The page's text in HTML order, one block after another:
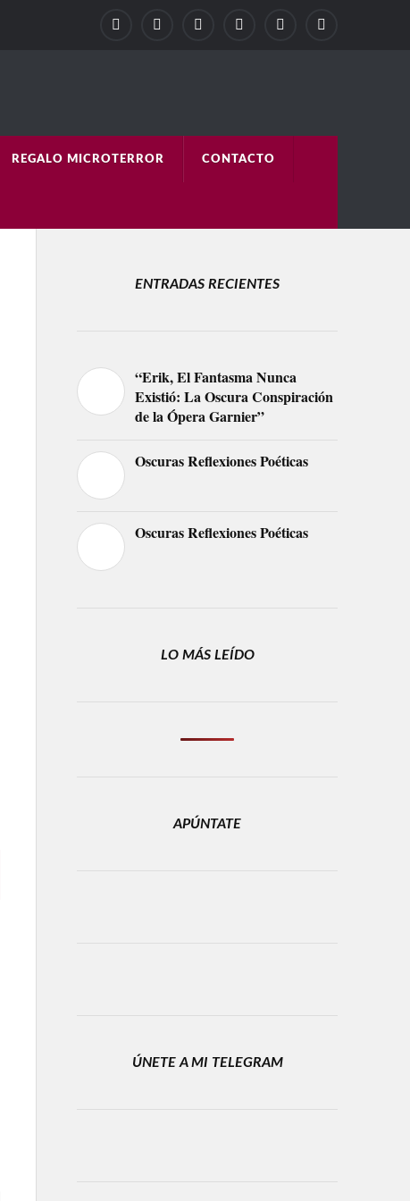
REGALO MICROTERROR CONTACTO
ENTRADAS RECIENTES
“Erik, El Fantasma Nunca
Existió: La Oscura Conspiración
de la Ópera Garnier”
Oscuras Reflexiones Poéticas
Oscuras Reflexiones Poéticas
LO MÁS LEÍDO
APÚNTATE
ÚNETE A MI TELEGRAM